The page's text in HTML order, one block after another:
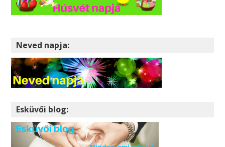
Neved napja:
Esküvői blog: